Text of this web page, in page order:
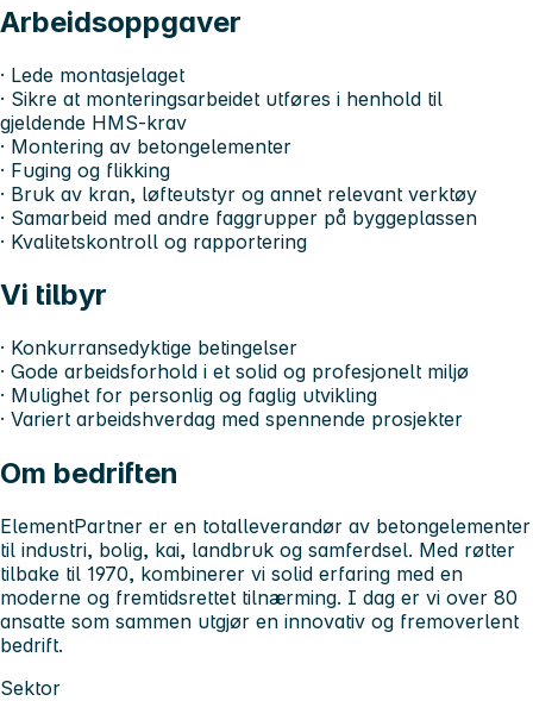
Arbeidsoppgaver
· Lede montasjelaget
· Sikre at monteringsarbeidet utføres i henhold til
gjeldende HMS-krav
· Montering av betongelementer
· Fuging og flikking
· Bruk av kran, løfteutstyr og annet relevant verktøy
· Samarbeid med andre faggrupper på byggeplassen
· Kvalitetskontroll og rapportering
Vi tilbyr
· Konkurransedyktige betingelser
· Gode arbeidsforhold i et solid og profesjonelt miljø
· Mulighet for personlig og faglig utvikling
· Variert arbeidshverdag med spennende prosjekter
Om bedriften
ElementPartner er en totalleverandør av betongelementer
til industri, bolig, kai, landbruk og samferdsel. Med røtter
tilbake til 1970, kombinerer vi solid erfaring med en
moderne og fremtidsrettet tilnærming. I dag er vi over 80
ansatte som sammen utgjør en innovativ og fremoverlent
bedrift.
Sektor